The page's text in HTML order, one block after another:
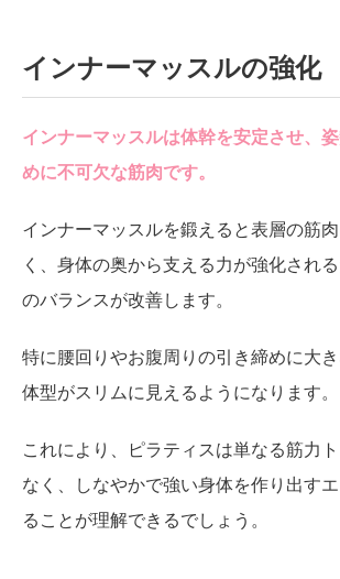
インナーマッスルの強化
インナーマッスルは体幹を安定させ、
めに不可欠な筋肉です。
インナーマッスルを鍛えると表層の筋
く、身体の奥から支える力が強化され
のバランスが改善します。
特に腰回りやお腹周りの引き締めに大き
体型がスリムに見えるようになります。
これにより、ピラティスは単なる筋力
なく、しなやかで強い身体を作り出す
ることが理解できるでしょう。